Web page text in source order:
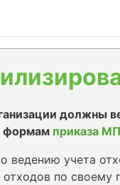
должны
формам приказа
ведению учета
по своему